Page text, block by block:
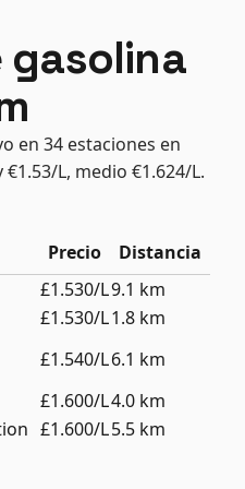
gasolina
en 34 estaciones en
L, medio €1.624/L.
Precio
Distancia
£1.530/L9.1 km
£1.530/L1.8 km
£1.540/L6.1 km
£1.600/L4.0 km
£1.600/L5.5 km